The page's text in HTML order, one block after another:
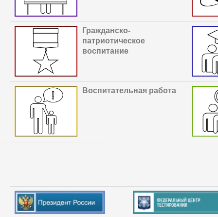
Гражданско-
патриотическое
воспитание
Воспитательная работа